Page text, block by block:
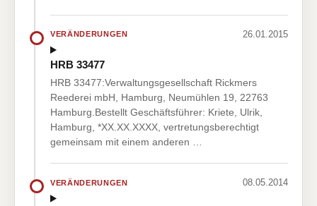
VERÄNDERUNGEN 26.01.2015
HRB 33477
HRB 33477:Verwaltungsgesellschaft Rickmers
Reederei mbH, Hamburg, Neumühlen 19, 22763
Hamburg.Bestellt Geschäftsführer: Kriete, Ulrik,
Hamburg, *XX.XX.XXXX, vertretungsberechtigt
gemeinsam mit einem anderen …
VERÄNDERUNGEN 08.05.2014